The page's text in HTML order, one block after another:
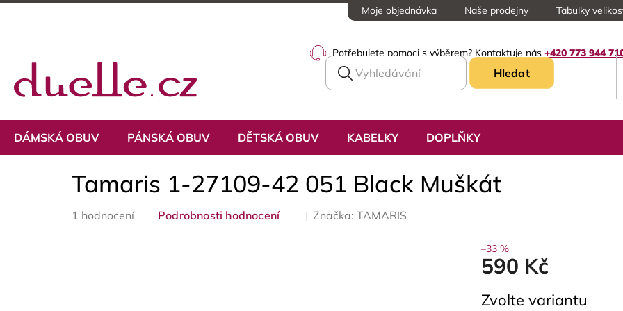
Přejít
Moje objednávka Naše prodejny Tabulky
Potřebujete pomoci s výběrem? Kontaktuje nás+420 773 944
Hledat
DÁMSKÁ OBUV PÁNSKÁ OBUV DĚTSKÁ OBUV KABELKY DOPLŇKY
Tamaris 1-27109-42 051 Black Muškát
Průměrné
1 hodnocení Podrobnosti hodnocení Značka:TAMARIS
–33 %
590 Kč
cena:
Zvolte variantu